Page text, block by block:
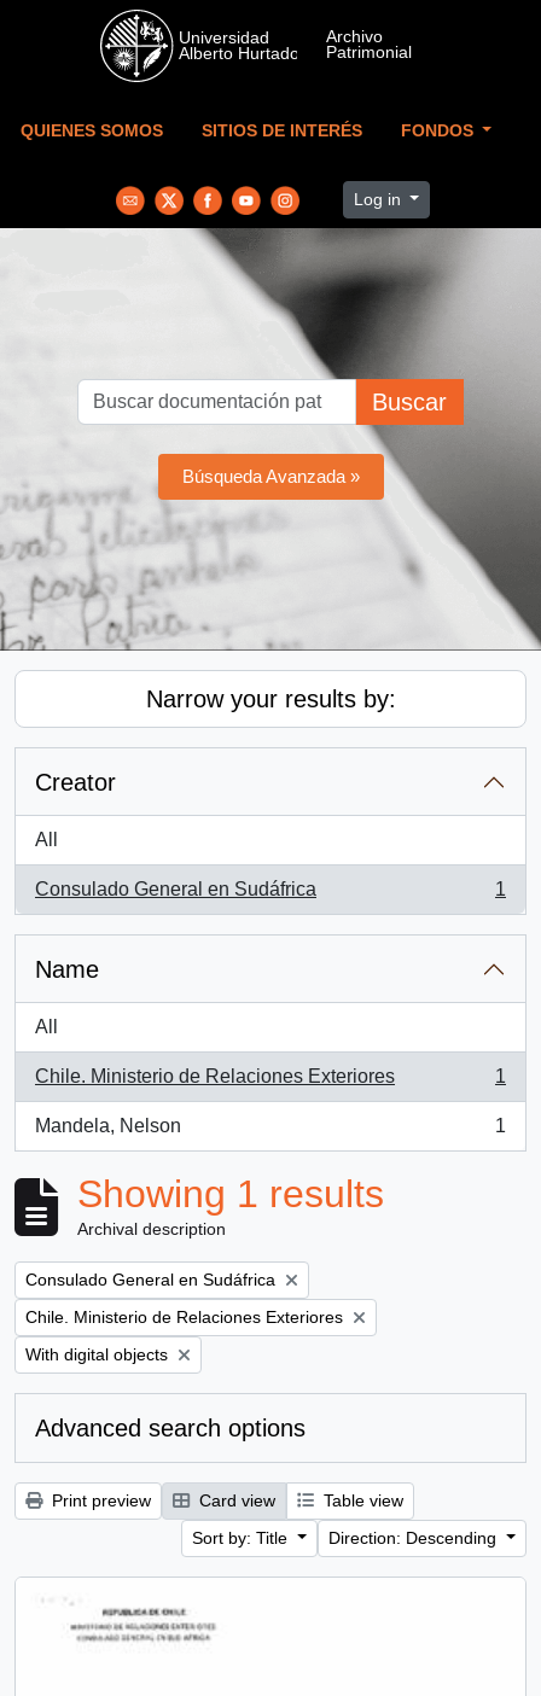
Skip to main content
QUIENES SOMOS SITIOS DE INTERÉS FONDOS
Log in
Buscar
Búsqueda Avanzada »
Narrow your results by:
Creator
All
Consulado General en Sudáfrica
, 1 results
1
Name
All
Chile. Ministerio de Relaciones Exteriores
, 1 results
1
Mandela, Nelson
, 1 results
1
Showing 1 results
Archival description
Remove filter:
Consulado General en Sudáfrica
Remove filter:
Chile. Ministerio de Relaciones Exteriores
Remove filter:
With digital objects
Advanced search options
Print preview Card view
Table view
Sort by: Title
Direction: Descending